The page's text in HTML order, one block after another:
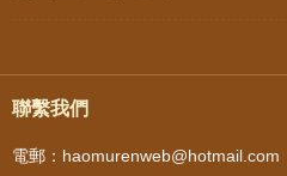
聯繫我們
電郵：haomurenweb@hotmail.com